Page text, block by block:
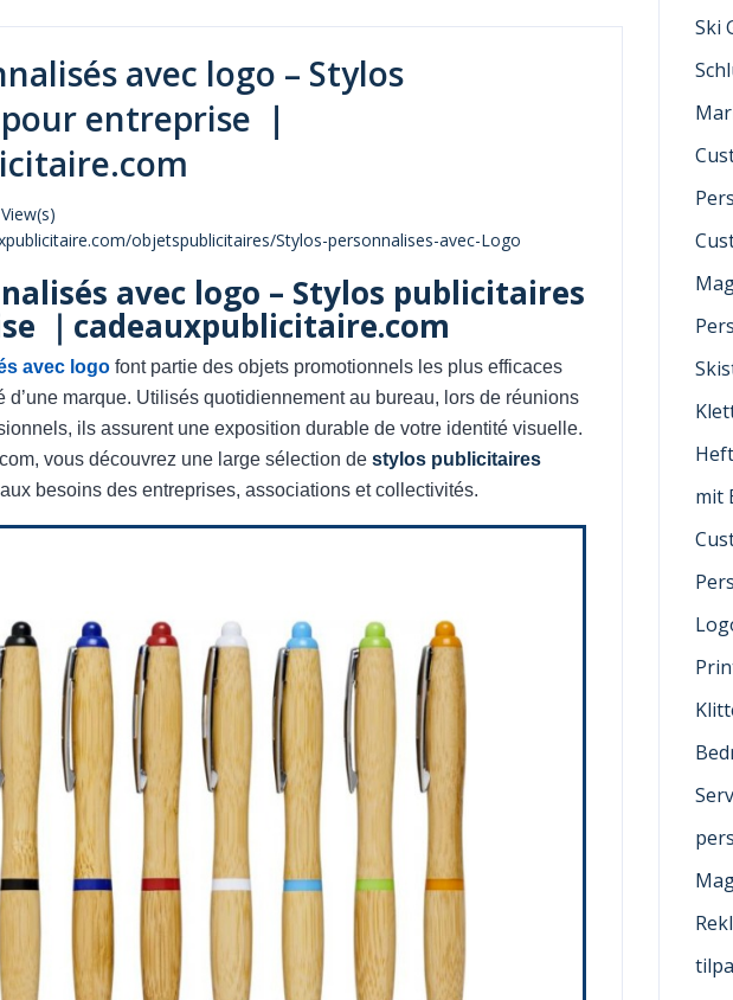
avec logo – Stylos
entreprise ｜
objetspublicitaires/Stylos-personnalises-avec-Logo
avec logo – Stylos publicitaires
｜cadeauxpublicitaire.com
avec logo font partie des objets promotionnels les plus efficaces
d’une marque. Utilisés quotidiennement au bureau, lors de réunions
ils assurent une exposition durable de votre identité visuelle.
vous découvrez une large sélection de stylos publicitaires
besoins des entreprises, associations et collectivités.
Ski
mit